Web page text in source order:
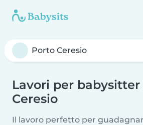
Lavori per babysitter
Ceresio
Il lavoro perfetto per